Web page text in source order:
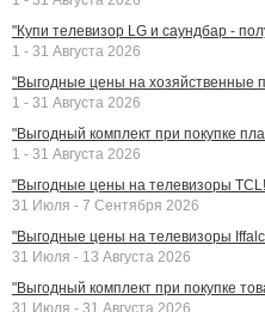
"Купи телевизор LG и саундбар -
1 - 31 Августа 2026
"Выгодные цены на хозяйственные
1 - 31 Августа 2026
"Выгодный комплект при покупке
1 - 31 Августа 2026
"Выгодные цены на телевизоры
31 Июля - 7 Сентября 2026
"Выгодные цены на телевизоры
31 Июля - 13 Августа 2026
"Выгодный комплект при покупке
31 Июля - 31 Августа 2026